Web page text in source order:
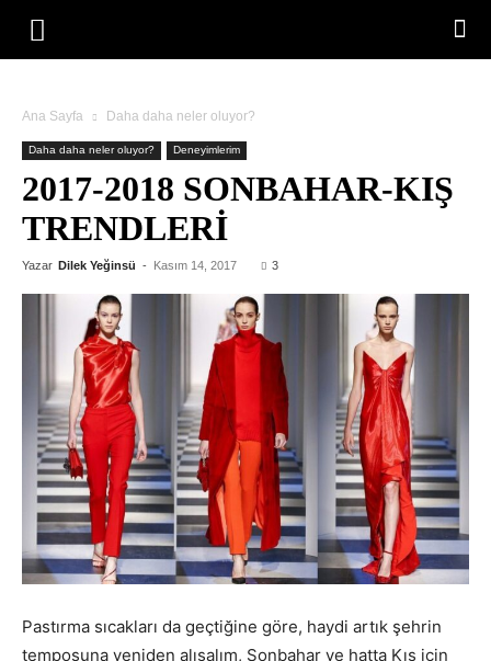
Ana Sayfa Daha daha neler oluyor?
Daha daha neler oluyor? Deneyimlerim
2017-2018 SONBAHAR-KIŞ
TRENDLERI
Yazar Dilek Yeğinsü - Kasım 14, 2017 3
Pastırma sıcakları da geçtiğine göre, haydi artık şehrin
temposuna yeniden alışalım, Sonbahar ve hatta Kış için